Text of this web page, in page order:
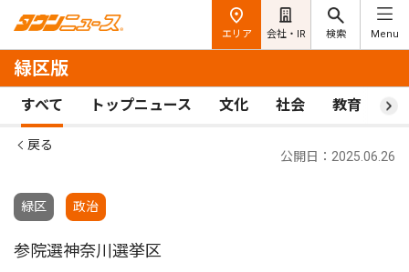
エリア 会社・IR 検索 Menu
緑区版
すべて トップニュース 文化 社会 教育 ス
戻る
緑区 政治
公開日：2025.06.26
参院選神奈川選挙区